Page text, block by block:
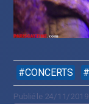
CONCERTS
Publié le 24/11/2019